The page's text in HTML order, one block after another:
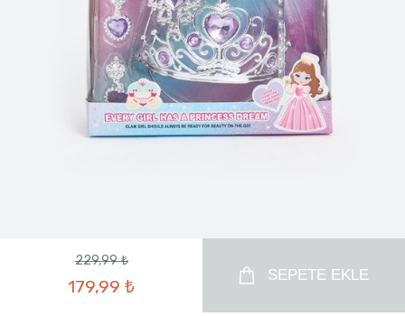
229,99 ₺
179,99 ₺
SEPETE EKLE